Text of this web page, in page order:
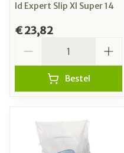
Id Expert Slip Xl Super 14
€ 23,82
Bestel